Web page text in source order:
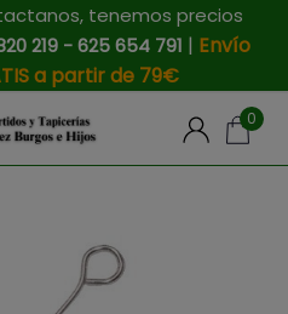
tenemos precios
219 - 625 654 791 | Envío
a partir de 79€
0